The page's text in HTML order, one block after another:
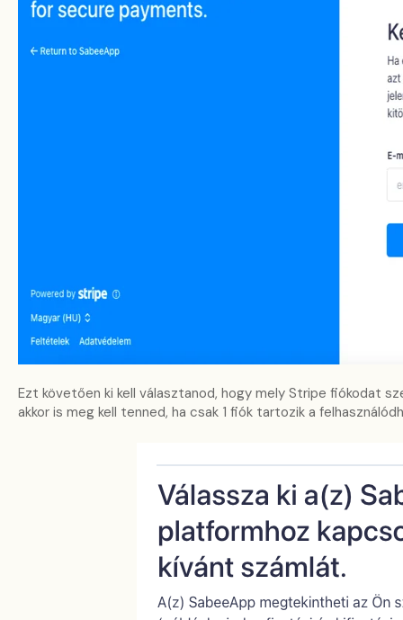
Ezt követően ki kell választanod, hogy mely Stripe fiókodat
akkor is meg kell tenned, ha csak 1 fiók tartozik a